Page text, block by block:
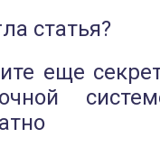
статья?
еще